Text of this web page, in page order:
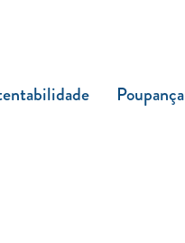
Poupança